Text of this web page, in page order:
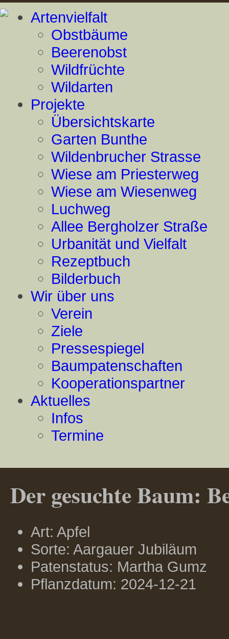
Artenvielfalt
Obstbäume
Beerenobst
Wildfrüchte
Wildarten
Projekte
Übersichtskarte
Garten Bunthe
Wildenbrucher Strasse
Wiese am Priesterweg
Wiese am Wiesenweg
Luchweg
Allee Bergholzer Straße
Urbanität und Vielfalt
Rezeptbuch
Bilderbuch
Wir über uns
Verein
Ziele
Pressespiegel
Baumpatenschaften
Kooperationspartner
Aktuelles
Infos
Termine
Der gesuchte Baum:
Art: Apfel
Sorte: Aargauer Jubiläum
Patenstatus: Martha Gumz
Pflanzdatum: 2024-12-21